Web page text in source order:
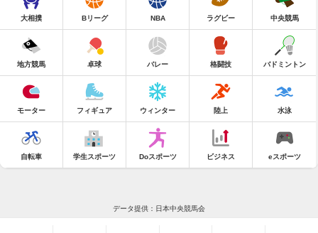
大相撲 Bリーグ NBA ラグビー 中央競馬
地方競馬 卓球 バレー 格闘技 バドミントン
モーター フィギュア ウィンター 陸上 水泳
自転車 学生スポーツ Doスポーツ ビジネス eスポーツ
データ提供：日本中央競馬会